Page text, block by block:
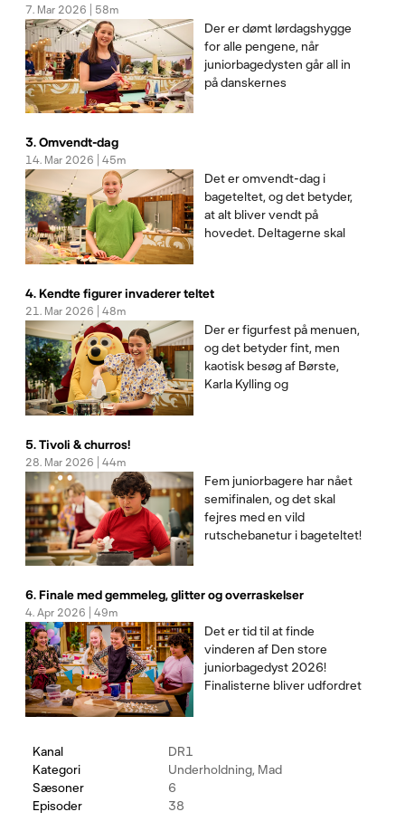
årets juniorbager.
Deltagerne bliver kastet ud
i at sku
7. Mar 2026 | 58m
Der er dømt lørdagshygge
for alle pengene, når
juniorbagedysten går all in
på danskernes
hvor godt juniorbagerne
klarer dén opgave. I
mesterværket s
3. Omvendt-dag
14. Mar 2026 | 45m
Det er omvendt-dag i
bageteltet, og det betyder,
at alt bliver vendt på
hovedet. Deltagerne skal
får selv en voksen
i bukserne. Her får de ikke
nogen opskrift, men skal
følge m
4. Kendte figurer invaderer teltet
21. Mar 2026 | 48m
Der er figurfest på menuen,
og det betyder fint, men
kaotisk besøg af Børste,
Karla Kylling og
Dommerne skal sætte
tænderne i alt fra Minnie
Mouse til Pippi Langstrø
5. Tivoli & churros!
28. Mar 2026 | 44m
Fem juniorbagere har nået
semifinalen, og det skal
fejres med en vild
rutschebanetur i bageteltet!
hemmelige udfordring
betyder det, at
semifinalisterne skal prøve
kræfter med tivoli-snack
nummer 1: Churro
6. Finale med gemmeleg, glitter og overraskelser
4. Apr 2026 | 49m
Det er tid til at finde
vinderen af Den store
juniorbagedyst 2026!
Finalisterne bliver udfordret
sætter alles evner på prøve!
Kanal
DR1
Kategori
Underholdning, Mad
Sæsoner
6
Episoder
38